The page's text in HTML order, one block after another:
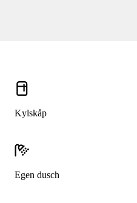
Kylskåp
Egen dusch